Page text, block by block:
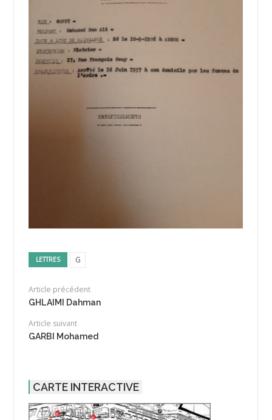
LETTRES G
Article précédent
GHLAIMI Dahman
Article suivant
GARBI Mohamed
CARTE INTERACTIVE